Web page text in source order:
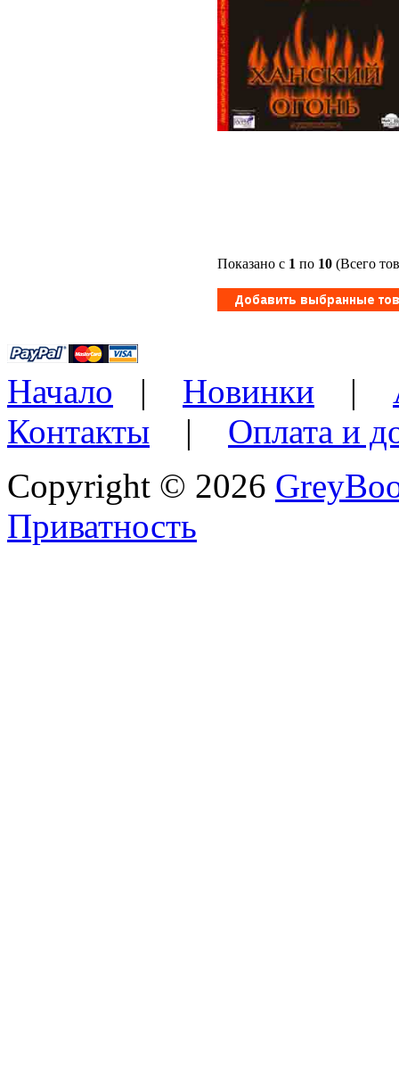
Показано с 1 по 10 (Всего
Начало | Новинки |
Контакты | Оплата и
Copyright © 2026
Приватность